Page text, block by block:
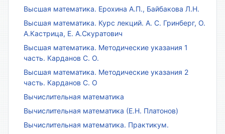
Высшая математика. Ерохина А.П., Байбакова Л.Н.
Высшая математика. Курс лекций. А. С. Гринберг, О.
А.Кастрица, Е. А.Скуратович
Высшая математика. Методические указания 1
часть. Карданов С. О.
Высшая математика. Методические указания 2
часть. Карданов С. О
Вычислительная математика
Вычислительная математика (Е.Н. Платонов)
Вычислительная математика. Практикум.